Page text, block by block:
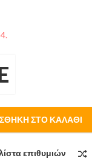
quantity
ΣΤΟ ΚΑΛΆΘΙ
επιθυμιών